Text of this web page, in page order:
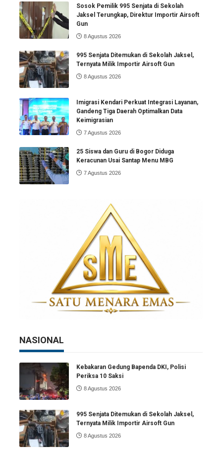
Sosok Pemilik 995 Senjata di Sekolah
Jaksel Terungkap, Direktur Importir Airsoft
Gun
8 Agustus 2026
995 Senjata Ditemukan di Sekolah Jaksel,
Ternyata Milik Importir Airsoft Gun
8 Agustus 2026
Imigrasi Kendari Perkuat Integrasi Layanan,
Gandeng Tiga Daerah Optimalkan Data
Keimigrasian
7 Agustus 2026
25 Siswa dan Guru di Bogor Diduga
Keracunan Usai Santap Menu MBG
7 Agustus 2026
NASIONAL
Kebakaran Gedung Bapenda DKI, Polisi
Periksa 10 Saksi
8 Agustus 2026
995 Senjata Ditemukan di Sekolah Jaksel,
Ternyata Milik Importir Airsoft Gun
8 Agustus 2026